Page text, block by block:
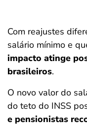
Com reajustes
salário mínimo e
impacto atinge
brasileiros.
O novo valor do
do teto do INSS
e pensionistas